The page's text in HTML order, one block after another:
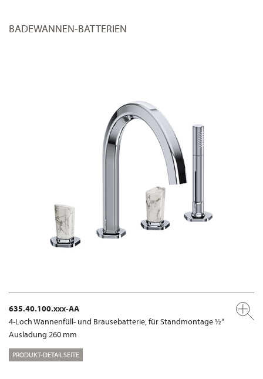
BADEWANNEN-BATTERIEN
635.40.100.xxx-AA
4-Loch Wannenfüll- und Brausebatterie, für Standmontage ½“
Ausladung 260 mm
PRODUKT-DETAILSEITE